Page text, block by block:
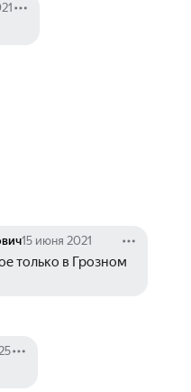
15 июня 2021
только в Грозном